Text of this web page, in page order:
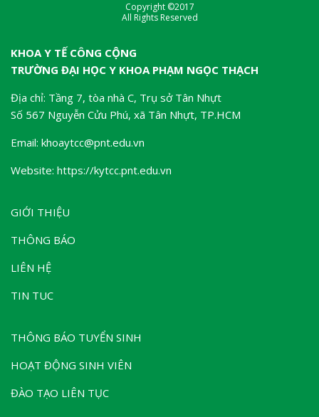
Copyright ©2017
All Rights Reserved
KHOA Y TẾ CÔNG CỘNG
TRƯỜNG ĐẠI HỌC Y KHOA PHẠM NGỌC THẠCH
Địa chỉ: Tầng 7, tòa nhà C, Trụ sở Tân Nhựt
Số 567 Nguyễn Cửu Phú, xã Tân Nhựt, TP.HCM
Email: khoaytcc@pnt.edu.vn
Website: https://kytcc.pnt.edu.vn
GIỚI THIỆU
THÔNG BÁO
LIÊN HỆ
TIN TUC
THÔNG BÁO TUYỂN SINH
HOẠT ĐỘNG SINH VIÊN
ĐÀO TẠO LIÊN TỤC